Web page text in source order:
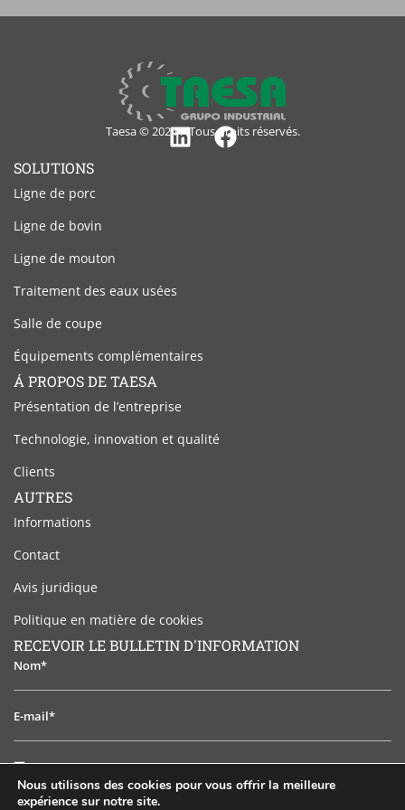
Taesa © 2024 – Tous droits réservés.
SOLUTIONS
Ligne de porc
Ligne de bovin
Ligne de mouton
Traitement des eaux usées
Salle de coupe
Équipements complémentaires
Á PROPOS DE TAESA
Présentation de l’entreprise
Technologie, innovation et qualité
Clients
AUTRES
Informations
Contact
Avis juridique
Politique en matière de cookies
RECEVOIR LE BULLETIN D'INFORMATION
Nom*
E-
J'ai
lu
et
J'ai lu et j'accepte l'avis juridique
Nous utilisons des cookies pour vous offrir la meilleure
expérience sur notre site.